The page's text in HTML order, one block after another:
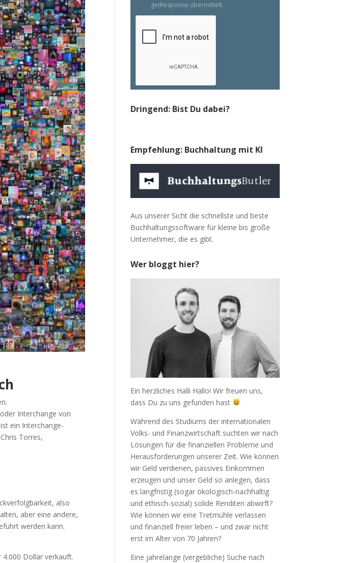
Interchange von
ein Interchange-
Torres,
also
aber eine andere,
werden kann.
Dollar verkauft.
getResponse übermittelt.
Dringend: Bist Du dabei?
Empfehlung: Buchhaltung mit KI
Aus unserer Sicht die schnellste und beste
Buchhaltungssoftware für kleine bis große
Unternehmer, die es gibt.
Wer bloggt hier?
Ein herzliches Halli Hallo! Wir freuen uns,
dass Du zu uns gefunden hast
Während des Studiums der internationalen
Volks- und Finanzwirtschaft suchten wir nach
Lösungen für die finanziellen Probleme und
Herausforderungen unserer Zeit. Wie können
wir Geld verdienen, passives Einkommen
erzeugen und unser Geld so anlegen, dass
es langfristig (sogar ökologisch-nachhaltig
und ethisch-sozial) solide Renditen abwirft?
Wie können wir eine Tretmühle verlassen
und finanziell freier leben – und zwar nicht
erst im Alter von 70 Jahren?
Eine jahrelange (vergebliche) Suche nach